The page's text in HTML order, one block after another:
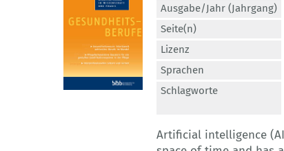
Ausgabe/Jahr (Jahrgang)
Seite(n)
Lizenz
Sprachen
Schlagworte
Artificial intelligence